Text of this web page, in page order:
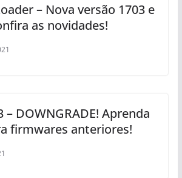
– Nova versão 1703 e
as novidades!
– DOWNGRADE! Aprenda
firmwares anteriores!